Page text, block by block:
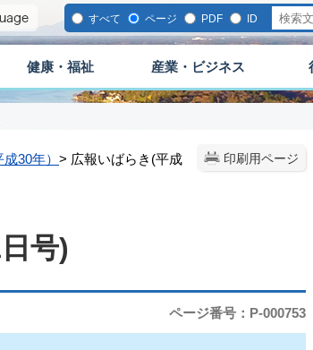
すべて ページ PDF ID
健康・福祉 産業・ビジネス
印刷用ページ
30年） > 広報いばらき(平成
号)
ページ番号：P-000753